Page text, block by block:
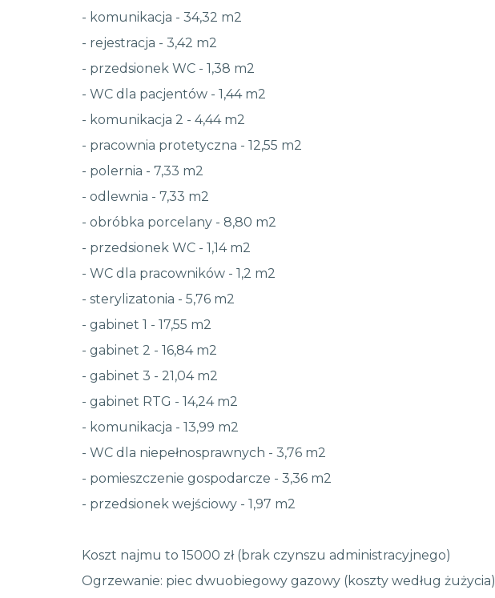
- komunikacja - 34,32 m2
- rejestracja - 3,42 m2
- przedsionek WC - 1,38 m2
- WC dla pacjentów - 1,44 m2
- komunikacja 2 - 4,44 m2
- pracownia protetyczna - 12,55 m2
- polernia - 7,33 m2
- odlewnia - 7,33 m2
- obróbka porcelany - 8,80 m2
- przedsionek WC - 1,14 m2
- WC dla pracowników - 1,2 m2
- sterylizatonia - 5,76 m2
- gabinet 1 - 17,55 m2
- gabinet 2 - 16,84 m2
- gabinet 3 - 21,04 m2
- gabinet RTG - 14,24 m2
- komunikacja - 13,99 m2
- WC dla niepełnosprawnych - 3,76 m2
- pomieszczenie gospodarcze - 3,36 m2
- przedsionek wejściowy - 1,97 m2
Koszt najmu to 15000 zł (brak czynszu administracyjnego)
Ogrzewanie: piec dwuobiegowy gazowy (koszty według żużycia)